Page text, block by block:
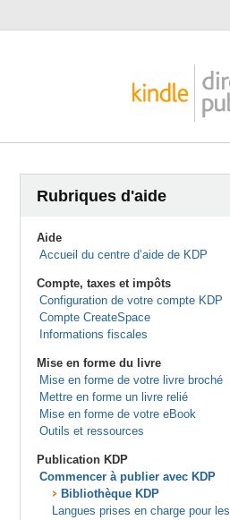
Rubriques d'aide
Aide
Accueil du centre d’aide de KDP
Compte, taxes et impôts
Configuration de votre compte KDP
Compte CreateSpace
Informations fiscales
Mise en forme du livre
Mise en forme de votre livre broché
Mettre en forme un livre relié
Mise en forme de votre eBook
Outils et ressources
Publication KDP
Commencer à publier avec KDP
Bibliothèque KDP
Langues prises en charge pour les